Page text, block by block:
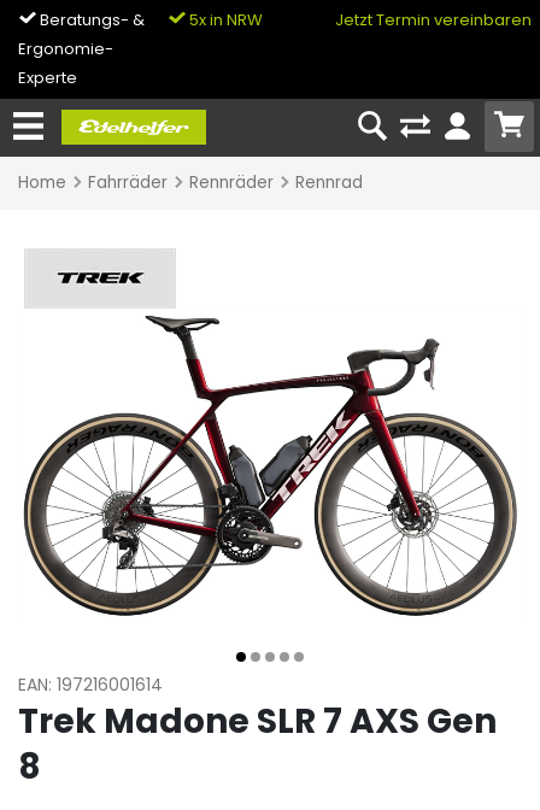
Beratungs- &
Ergonomie-
Experte
5x in NRW
0% Finanzierung
Jetzt Termin vereinbaren
Home Fahrräder Rennräder Rennrad
EAN: 197216001614
Trek Madone SLR 7 AXS Gen
8